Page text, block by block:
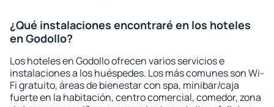
¿Qué instalaciones encontraré en los hoteles
en Godollo?
Los hoteles en Godollo ofrecen varios servicios e
instalaciones a los huéspedes. Los más comunes son Wi-
Fi gratuito, áreas de bienestar con spa, minibar/caja
fuerte en la habitación, centro comercial, comedor, zona